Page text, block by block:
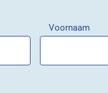
Voornaam